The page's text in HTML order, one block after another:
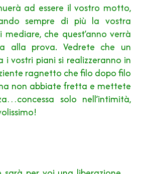
ad essere il vostro motto,
sempre di più la vostra
che quest’anno verrà
alla prova. Vedrete che un
vostri piani si realizzeranno in
ragnetto che filo dopo filo
non abbiate fretta e mettete
solo nell’intimità,